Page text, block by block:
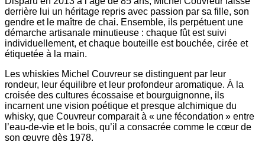
derrière lui un héritage repris avec passion par sa fille, son
gendre et le maître de chai. Ensemble, ils perpétuent une
démarche artisanale minutieuse : chaque fût est suivi
individuellement, et chaque bouteille est bouchée, cirée et
étiquetée à la main.
Les whiskies Michel Couvreur se distinguent par leur
rondeur, leur équilibre et leur profondeur aromatique. À la
croisée des cultures écossaise et bourguignonne, ils
incarnent une vision poétique et presque alchimique du
whisky, que Couvreur comparait à « une fécondation » entre
l’eau-de-vie et le bois, qu’il a consacrée comme le cœur de
son œuvre dès 1978.